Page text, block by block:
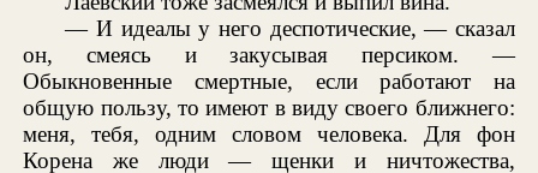
— И идеалы у него деспотические, — сказал
он, смеясь и закусывая персиком. —
Обыкновенные смертные, если работают на
общую пользу, то имеют в виду своего ближнего:
меня, тебя, одним словом человека. Для фон
Корена же люди — щенки и ничтожества,